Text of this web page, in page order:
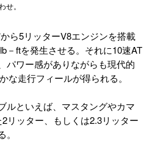
。
ら5リッターV8エンジンを搭載
－ftを発生させる。それに10速AT
パワー感がありながらも現代的
な走行フィールが得られる。
ルといえば、マスタングやカマ
リッター、もしくは2.3リッター